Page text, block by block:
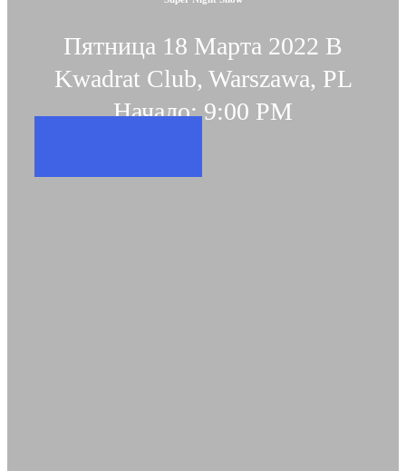
Пятница 18 Марта 2022 В
Kwadrat Club, Warszawa, PL
Начало: 9:00 PM